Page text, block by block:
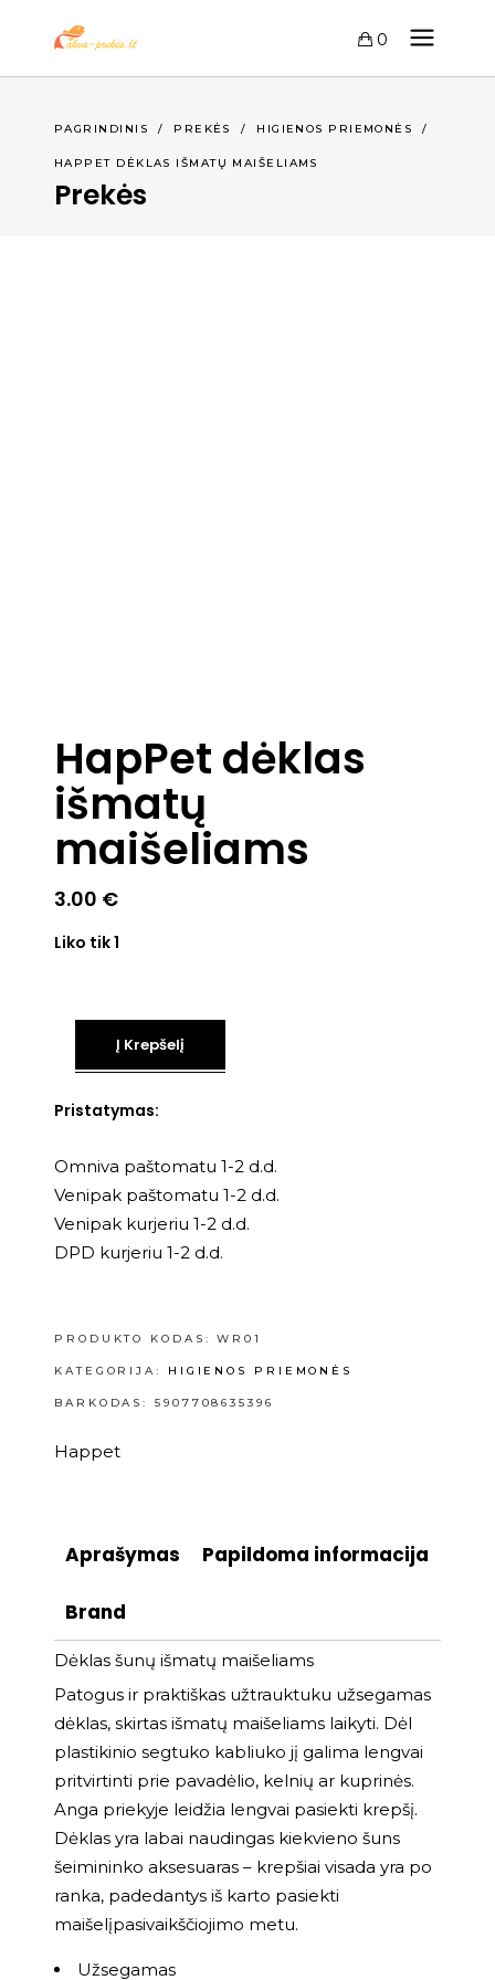
0
PAGRINDINIS / PREKĖS / HIGIENOS PRIEMONĖS /
HAPPET DĖKLAS IŠMATŲ MAIŠELIAMS
Prekės
HapPet dėklas
išmatų
maišeliams
3.00 €
Liko tik 1
Į Krepšelį
Pristatymas:
Omniva paštomatu 1-2 d.d.
Venipak paštomatu 1-2 d.d.
Venipak kurjeriu 1-2 d.d.
DPD kurjeriu 1-2 d.d.
PRODUKTO KODAS:WR01
KATEGORIJA: HIGIENOS PRIEMONĖS
BARKODAS: 5907708635396
Happet
Aprašymas Papildoma informacija
Brand
Dėklas šunų išmatų maišeliams
Patogus ir praktiškas užtrauktuku užsegamas
dėklas, skirtas išmatų maišeliams laikyti. Dėl
plastikinio segtuko kabliuko jį galima lengvai
pritvirtinti prie pavadėlio, kelnių ar kuprinės.
Anga priekyje leidžia lengvai pasiekti krepšį.
Dėklas yra labai naudingas kiekvieno šuns
šeimininko aksesuaras – krepšiai visada yra po
ranka, padedantys iš karto pasiekti
maišelįpasivaikščiojimo metu.
Užsegamas